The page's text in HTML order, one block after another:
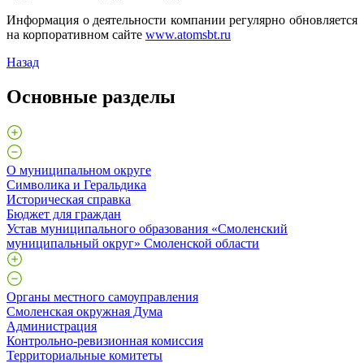
Информация о деятельности компании регулярно обновляется
на корпоративном сайте www.atоmsbt.ru
Назад
Основные разделы
О муниципальном округе
Символика и Геральдика
Историческая справка
Бюджет для граждан
Устав муниципального образования «Смоленский
муниципальный округ» Смоленской области
Органы местного самоуправления
Смоленская окружная Дума
Администрация
Контрольно-ревизионная комиссия
Территориальные комитеты